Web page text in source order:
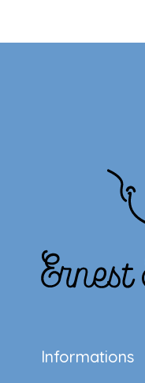
Informations